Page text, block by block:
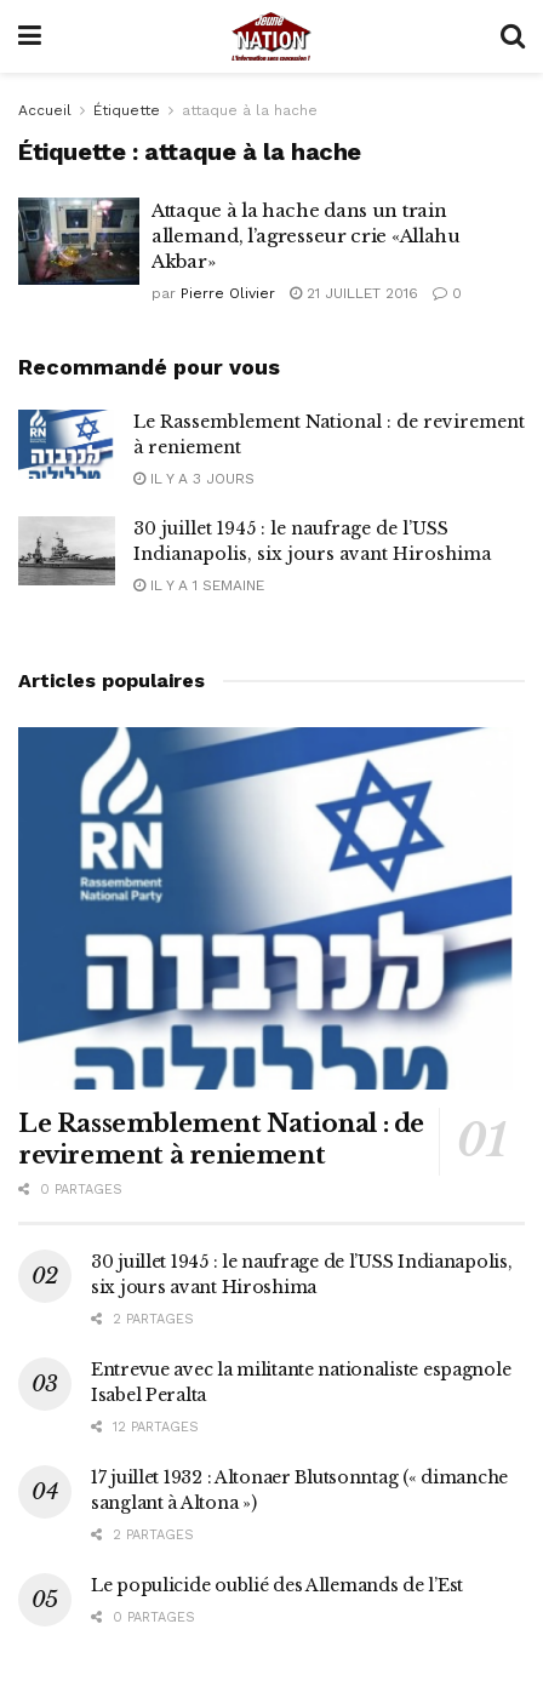
Accueil Étiquette attaque à la hache
Étiquette : attaque à la hache
Attaque à la hache dans un train
allemand, l’agresseur crie «Allahu
Akbar»
par Pierre Olivier 21 JUILLET 2016 0
Recommandé pour vous
Le Rassemblement National : de revirement
à reniement
IL Y A 3 JOURS
30 juillet 1945 : le naufrage de l’USS
Indianapolis, six jours avant Hiroshima
IL Y A 1 SEMAINE
Articles populaires
Le Rassemblement National : de
revirement à reniement
0 PARTAGES
30 juillet 1945 : le naufrage de l’USS Indianapolis,
six jours avant Hiroshima
2 PARTAGES
Entrevue avec la militante nationaliste espagnole
Isabel Peralta
12 PARTAGES
17 juillet 1932 : Altonaer Blutsonntag (« dimanche
sanglant à Altona »)
2 PARTAGES
Le populicide oublié des Allemands de l’Est
0 PARTAGES